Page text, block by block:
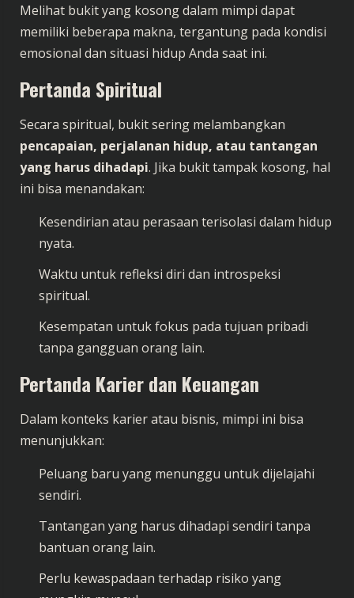
Melihat bukit yang kosong dalam mimpi dapat
memiliki beberapa makna, tergantung pada kondisi
emosional dan situasi hidup Anda saat ini.
Pertanda Spiritual
Secara spiritual, bukit sering melambangkan
pencapaian, perjalanan hidup, atau tantangan
yang harus dihadapi. Jika bukit tampak kosong, hal
ini bisa menandakan:
Kesendirian atau perasaan terisolasi dalam hidup
nyata.
Waktu untuk refleksi diri dan introspeksi
spiritual.
Kesempatan untuk fokus pada tujuan pribadi
tanpa gangguan orang lain.
Pertanda Karier dan Keuangan
Dalam konteks karier atau bisnis, mimpi ini bisa
menunjukkan:
Peluang baru yang menunggu untuk dijelajahi
sendiri.
Tantangan yang harus dihadapi sendiri tanpa
bantuan orang lain.
Perlu kewaspadaan terhadap risiko yang